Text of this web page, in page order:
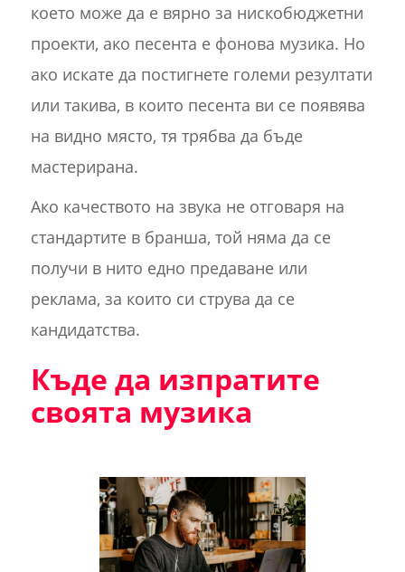
което може да е вярно за нискобюджетни
проекти, ако песента е фонова музика. Но
ако искате да постигнете големи резултати
или такива, в които песента ви се появява
на видно място, тя трябва да бъде
мастерирана.
Ако качеството на звука не отговаря на
стандартите в бранша, той няма да се
получи в нито едно предаване или
реклама, за които си струва да се
кандидатства.
Къде да изпратите
своята музика